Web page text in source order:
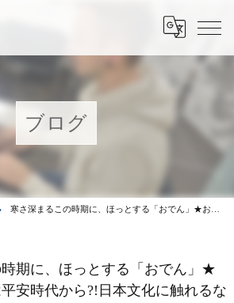
ブログ
寒さ深まるこの時期に、ほっとする「おでん」★おでんの歴史は平安時代から?!日本文化に触れるなら書道教室「青霄書法会」
期に、ほっとする「おでん」★
安時代から?!日本文化に触れるな